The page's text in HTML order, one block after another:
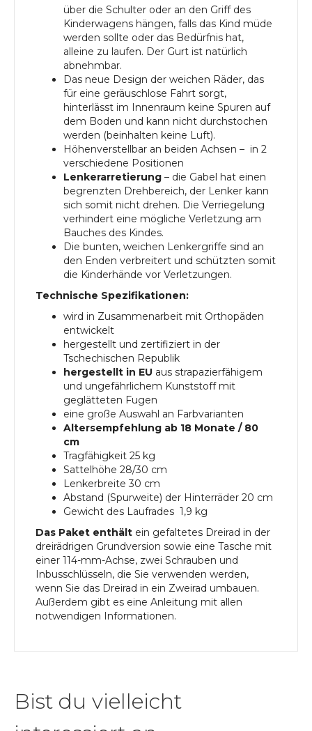
über die Schulter oder an den Griff des
Kinderwagens hängen, falls das Kind müde
werden sollte oder das Bedürfnis hat,
alleine zu laufen. Der Gurt ist natürlich
abnehmbar.
Das neue Design der weichen Räder, das
für eine geräuschlose Fahrt sorgt,
hinterlässt im Innenraum keine Spuren auf
dem Boden und kann nicht durchstochen
werden (beinhalten keine Luft).
Höhenverstellbar an beiden Achsen – in 2
verschiedene Positionen
Lenkerarretierung – die Gabel hat einen
begrenzten Drehbereich, der Lenker kann
sich somit nicht drehen. Die Verriegelung
verhindert eine mögliche Verletzung am
Bauches des Kindes.
Die bunten, weichen Lenkergriffe sind an
den Enden verbreitert und schützten somit
die Kinderhände vor Verletzungen.
Technische Spezifikationen:
wird in Zusammenarbeit mit Orthopäden
entwickelt
hergestellt und zertifiziert in der
Tschechischen Republik
hergestellt in EU aus strapazierfähigem
und ungefährlichem Kunststoff mit
geglätteten Fugen
eine große Auswahl an Farbvarianten
Altersempfehlung ab 18 Monate / 80
cm
Tragfähigkeit 25 kg
Sattelhöhe 28/30 cm
Lenkerbreite 30 cm
Abstand (Spurweite) der Hinterräder 20 cm
Gewicht des Laufrades 1,9 kg
Das Paket enthält ein gefaltetes Dreirad in der
dreirädrigen Grundversion sowie eine Tasche mit
einer 114-mm-Achse, zwei Schrauben und
Inbusschlüsseln, die Sie verwenden werden,
wenn Sie das Dreirad in ein Zweirad umbauen.
Außerdem gibt es eine Anleitung mit allen
notwendigen Informationen.
Bist du vielleicht